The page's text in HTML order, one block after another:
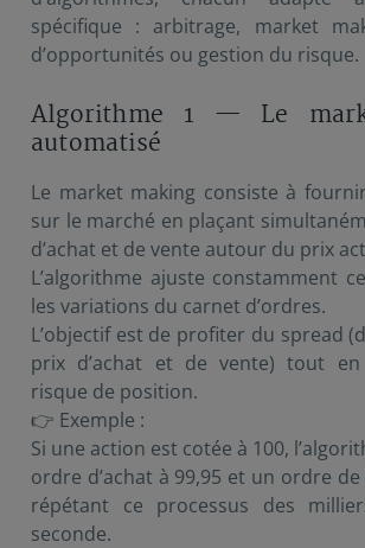
spécifique : arbitrage, market
d’opportunités ou gestion du risque.
Algorithme 1 — Le
automatisé
Le market making consiste à
sur le marché en plaçant
d’achat et de vente autour du prix
L’algorithme ajuste constamment
les variations du carnet d’ordres.
L’objectif est de profiter du spread
prix d’achat et de vente) tout
risque de position.
👉 Exemple :
Si une action est cotée à 100,
ordre d’achat à 99,95 et un ordre de
répétant ce processus des
seconde.